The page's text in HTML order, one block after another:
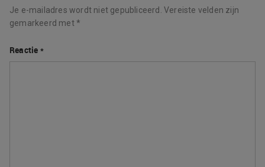
Je e-mailadres wordt niet gepubliceerd. Vereiste velden zijn
gemarkeerd met*
Reactie *